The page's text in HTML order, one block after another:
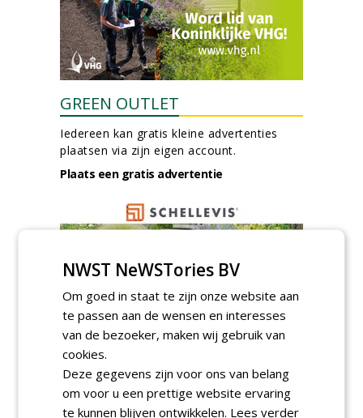
GREEN OUTLET
Iedereen kan gratis kleine advertenties
plaatsen via zijn eigen account.
Plaats een gratis advertentie
AGENDA
Swalmen
woensdag 12 augustus 2026
NWST NeWSTories BV
Om goed in staat te zijn onze website aan
te passen aan de wensen en interesses
van de bezoeker, maken wij gebruik van
cookies.
Deze gegevens zijn voor ons van belang
om voor u een prettige website ervaring
te kunnen blijven ontwikkelen. Lees verder